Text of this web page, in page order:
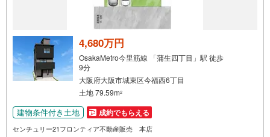
4,680万円
OsakaMetro今里筋線 「蒲生四丁目」駅 徒歩
9分
大阪府大阪市城東区今福西6丁目
土地 79.59m2
建物条件付き土地 成約でもらえる
センチュリー21フロンティア不動産販売 本店